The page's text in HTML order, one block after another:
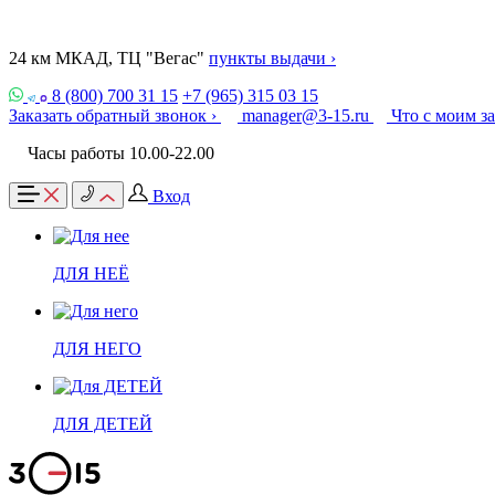
24 км МКАД, ТЦ "Вегас" пункты выдачи ›
8 (800) 700 31 15 +7 (965) 315 03 15
Заказать обратный звонок ›
manager@3-15.ru
Что с моим
Часы работы 10.00-22.00
Вход
ДЛЯ НЕЁ
ДЛЯ НЕГО
ДЛЯ ДЕТЕЙ